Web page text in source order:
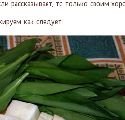
рассказывает, то только своим
как следует!